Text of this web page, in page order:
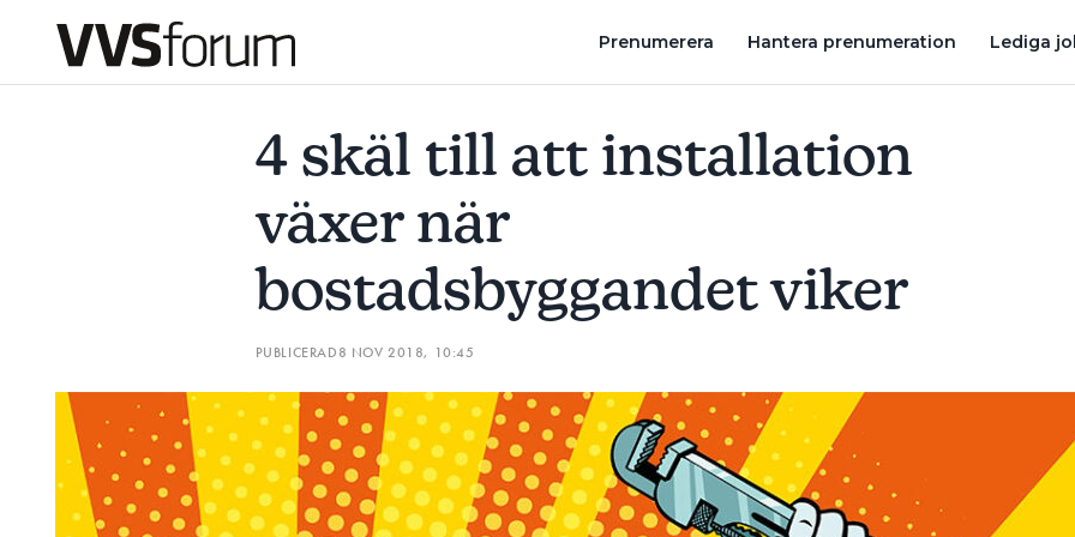
Prenumerera Hantera prenumeration Lediga
Prenumerera
Hantera prenumeration
Läs E-tidningen
Om tidningen
Kontakt
4 skäl till att installation
växer när
bostadsbyggandet viker
PUBLICERAD8 NOV 2018, 10:45
4 SKÄL TILL ATT INSTALLATION VÄXER NÄR BOSTADSBYGGANDET VIKER 3 STORBOLAG OM HUR DE TACKLAT PANDEMIN